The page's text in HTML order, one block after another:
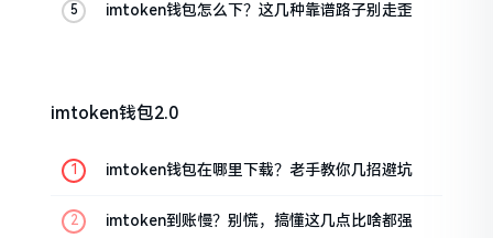
imtoken钱包怎么下？这几种靠谱路子别走歪
imtoken钱包2.0
imtoken钱包在哪里下载？老手教你几招避坑
imtoken到账慢？别慌，搞懂这几点比啥都强